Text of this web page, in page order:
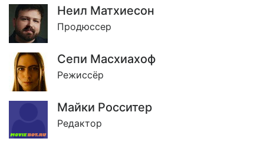
Неил Матхиесон
Продюссер
Сепи Масхиахоф
Режиссёр
Майки Росситер
Редактор